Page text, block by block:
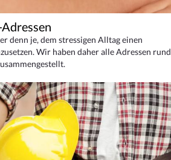
denn je, dem stressigen Alltag einen
Wir haben daher alle Adressen rund